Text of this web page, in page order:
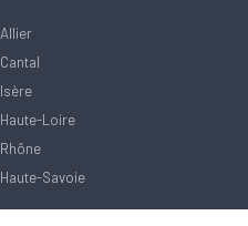
Allier
Cantal
Isère
Haute-Loire
Rhône
Haute-Savoie